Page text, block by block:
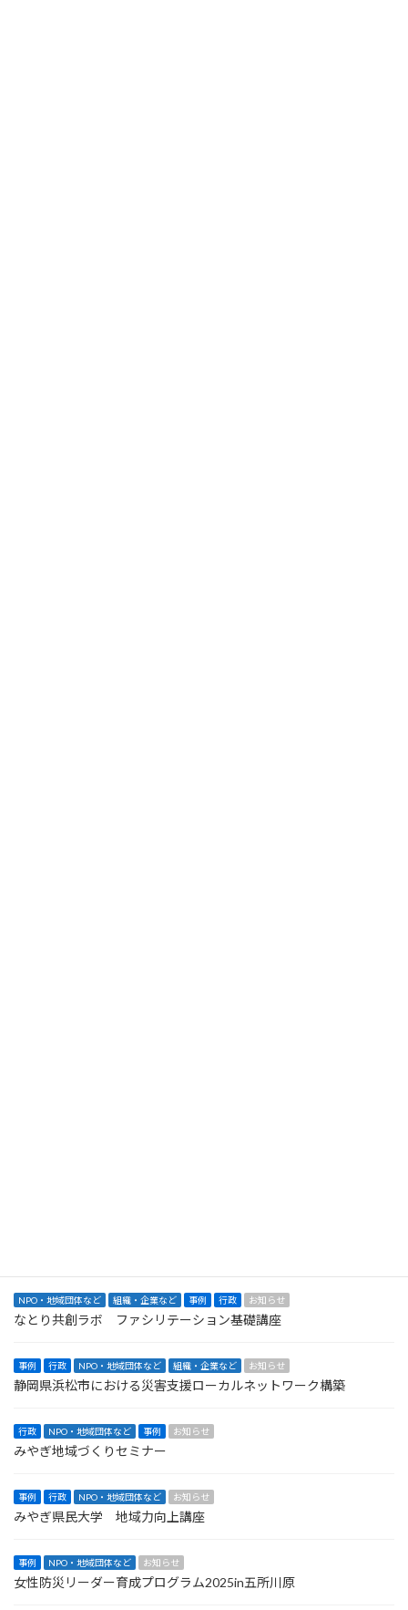
NPO・地域団体など 組織・企業など 事例 行政 お知らせ
なとり共創ラボ ファシリテーション基礎講座
事例 行政 NPO・地域団体など 組織・企業など お知らせ
静岡県浜松市における災害支援ローカルネットワーク構築
行政 NPO・地域団体など 事例 お知らせ
みやぎ地域づくりセミナー
事例 行政 NPO・地域団体など お知らせ
みやぎ県民大学 地域力向上講座
事例 NPO・地域団体など お知らせ
女性防災リーダー育成プログラム2025in五所川原